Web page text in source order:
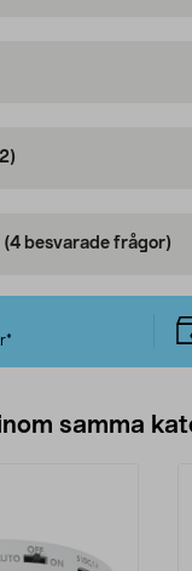
(4 besvarade frågor)
samma